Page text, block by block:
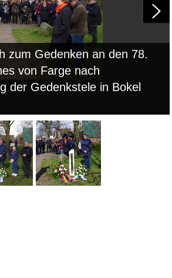
zum Gedenken an den 78.
von Farge nach
der Gedenkstele in Bokel